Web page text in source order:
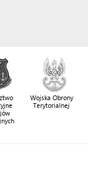
Wojska Obrony
Terytorialnej